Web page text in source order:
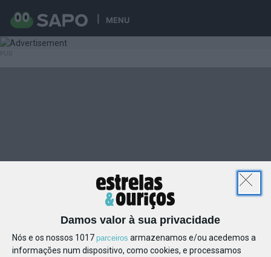
MENU
Damos valor à sua privacidade
Nós e os nossos 1017 parceiros armazenamos e/ou acedemos a
informações num dispositivo, como cookies, e processamos